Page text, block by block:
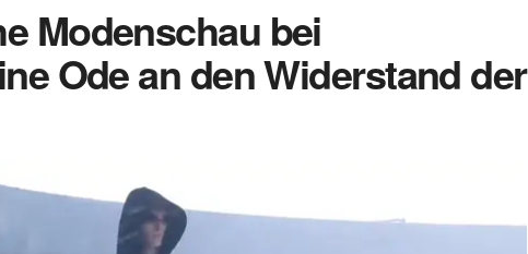
Modenschau bei
Ode an den Widerstand der